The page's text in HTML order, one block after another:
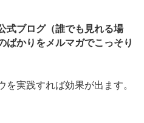
式ブログ（誰でも見れる場
ばかりをメルマガでこっそり
実践すれば効果が出ます。